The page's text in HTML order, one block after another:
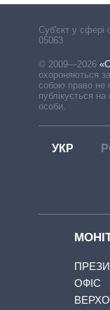
Cуб'єкт у сфері
05063
© 2009—2026
охороняються
собою право не
публікується на
особи.
УКР
ОФІС